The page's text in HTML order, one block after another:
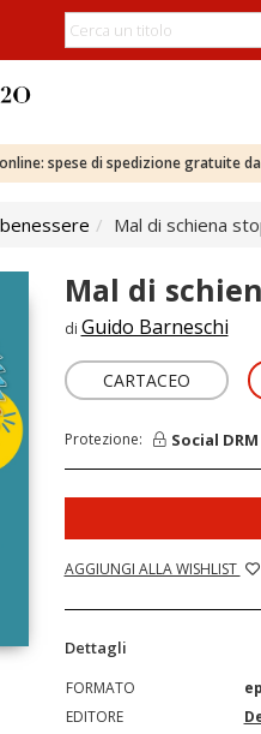
spese di spedizione gratuite
Mal di schiena
Mal di
di Guido Barneschi
CARTACEO
Protezione: Social DRM
AGGIUNGI ALLA WISHLIST
Dettagli
FORMATO
EDITORE